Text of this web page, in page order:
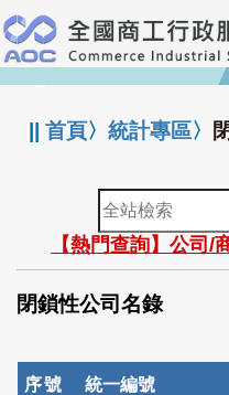
跳
到
主
要
:::
||首頁〉統計專區〉
全
站
檢
索
【熱門查詢】公司/
閉鎖性公司名錄
序號 統一編號